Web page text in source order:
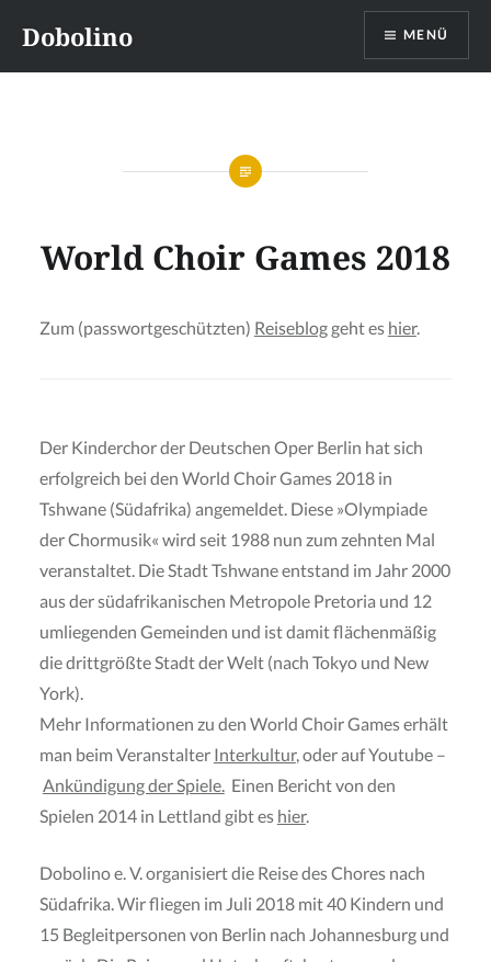
zum
Inhalt
Dobolino MENÜ
World Choir Games 2018
Zum (passwortgeschützten) Reisebloggeht es hier.
Der Kinderchor der Deutschen Oper Berlin hat sich
erfolgreich bei den World Choir Games 2018 in
Tshwane (Südafrika) angemeldet. Diese »Olympiade
der Chormusik« wird seit 1988 nun zum zehnten Mal
veranstaltet. Die Stadt Tshwane entstand im Jahr 2000
aus der südafrikanischen Metropole Pretoria und 12
umliegenden Gemeinden und ist damit flächenmäßig
die drittgrößte Stadt der Welt (nach Tokyo und New
York).
Mehr Informationen zu den World Choir Games erhält
man beim Veranstalter Interkultur, oder auf Youtube –
Ankündigung der Spiele.Einen Bericht von den
Spielen 2014 in Lettland gibt es hier.
Dobolino e. V. organisiert die Reise des Chores nach
Südafrika. Wir fliegen im Juli 2018 mit 40 Kindern und
15 Begleitpersonen von Berlin nach Johannesburg und